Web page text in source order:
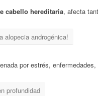
cabello hereditaria, afecta
alopecia androgénica!
por estrés,
profundidad